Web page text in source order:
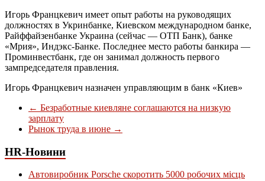
Игорь Францкевич имеет опыт работы на руководящих
должностях в Укринбанке, Киевском международном банке,
Райффайзенбанке Украина (сейчас — ОТП Банк), банке
«Мрия», Индэкс-Банке. Последнее место работы банкира —
Проминвестбанк, где он занимал должность первого
зампредседателя правления.
Игорь Францкевич назначен управляющим в банк «Киев»
← Безработные киевляне соглашаются на низкую
зарплату
Рынок труда в июне →
HR-Новини
Автовиробник Porsche скоротить 5000 робочих місць